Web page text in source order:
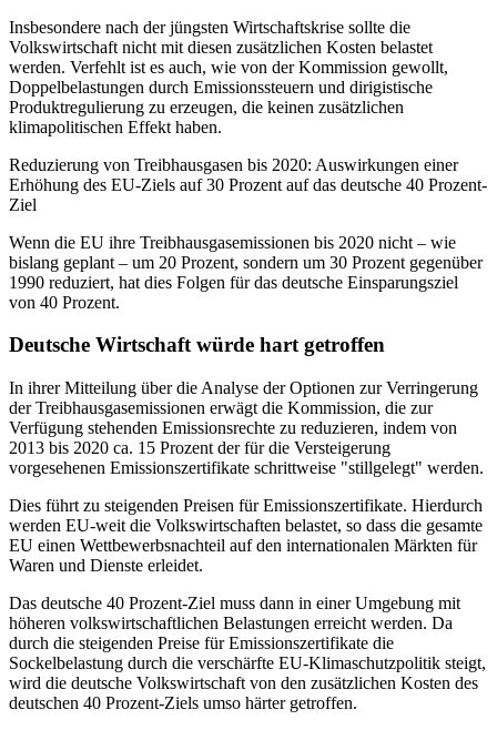
Insbesondere nach der jüngsten Wirtschaftskrise sollte die
Volkswirtschaft nicht mit diesen zusätzlichen Kosten belastet
werden. Verfehlt ist es auch, wie von der Kommission gewollt,
Doppelbelastungen durch Emissionssteuern und dirigistische
Produktregulierung zu erzeugen, die keinen zusätzlichen
klimapolitischen Effekt haben.
Reduzierung von Treibhausgasen bis 2020: Auswirkungen einer
Erhöhung des EU-Ziels auf 30 Prozent auf das deutsche 40 Prozent-
Ziel
Wenn die EU ihre Treibhausgasemissionen bis 2020 nicht – wie
bislang geplant – um 20 Prozent, sondern um 30 Prozent gegenüber
1990 reduziert, hat dies Folgen für das deutsche Einsparungsziel
von 40 Prozent.
Deutsche Wirtschaft würde hart getroffen
In ihrer Mitteilung über die Analyse der Optionen zur Verringerung
der Treibhausgasemissionen erwägt die Kommission, die zur
Verfügung stehenden Emissionsrechte zu reduzieren, indem von
2013 bis 2020 ca. 15 Prozent der für die Versteigerung
vorgesehenen Emissionszertifikate schrittweise "stillgelegt" werden.
Dies führt zu steigenden Preisen für Emissionszertifikate. Hierdurch
werden EU-weit die Volkswirtschaften belastet, so dass die gesamte
EU einen Wettbewerbsnachteil auf den internationalen Märkten für
Waren und Dienste erleidet.
Das deutsche 40 Prozent-Ziel muss dann in einer Umgebung mit
höheren volkswirtschaftlichen Belastungen erreicht werden. Da
durch die steigenden Preise für Emissionszertifikate die
Sockelbelastung durch die verschärfte EU-Klimaschutzpolitik steigt,
wird die deutsche Volkswirtschaft von den zusätzlichen Kosten des
deutschen 40 Prozent-Ziels umso härter getroffen.